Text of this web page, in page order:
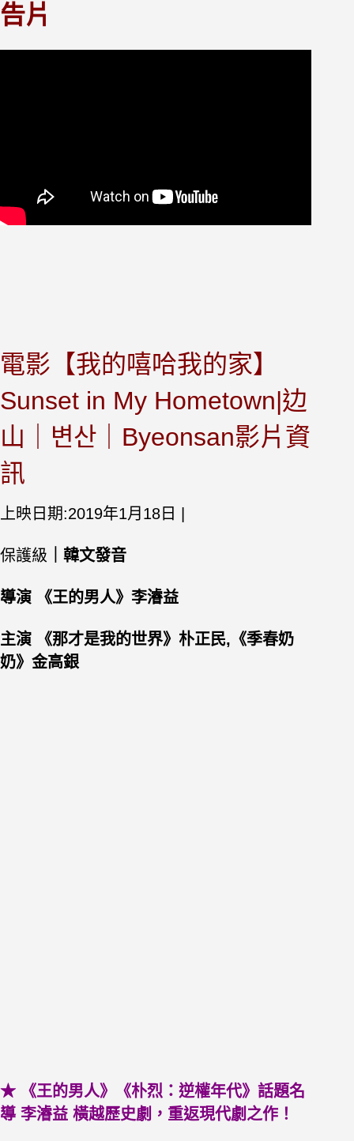
告片
電影【我的嘻哈我的家】
Sunset in My Hometown|边
山｜변산｜Byeonsan影片資
訊
上映日期:2019年1月18日 |
保護級 ｜韓文發音
導演 《王的男人》李濬益
主演 《那才是我的世界》朴正民,《季春奶
奶》金高銀
★ 《王的男人》《朴烈：逆權年代》話題名
導 李濬益 橫越歷史劇，重返現代劇之作！